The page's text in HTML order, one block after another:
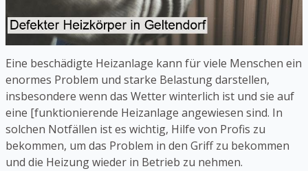
Eine beschädigte Heizanlage kann für viele Menschen ein
enormes Problem und starke Belastung darstellen,
insbesondere wenn das Wetter winterlich ist und sie auf
eine [funktionierende Heizanlage angewiesen sind. In
solchen Notfällen ist es wichtig, Hilfe von Profis zu
bekommen, um das Problem in den Griff zu bekommen
und die Heizung wieder in Betrieb zu nehmen.